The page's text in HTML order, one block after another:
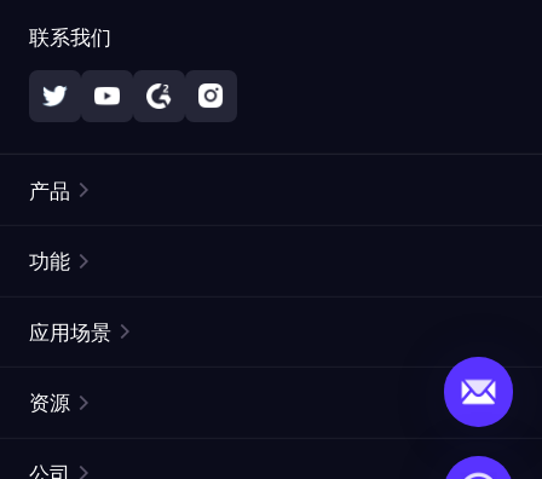
联系我们
产品
静态住宅代理
网页抓取 API
功能
ISP代理
应用场景
市场研究
资源
公司